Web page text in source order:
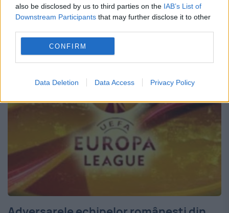
also be disclosed by us to third parties on the IAB’s List of
Downstream Participants that may further disclose it to other
CONFIRM
Data Deletion Data Access Privacy Policy
acordul din partea UEFA pentru crearea
sârb „Blic”. Această acțiune...